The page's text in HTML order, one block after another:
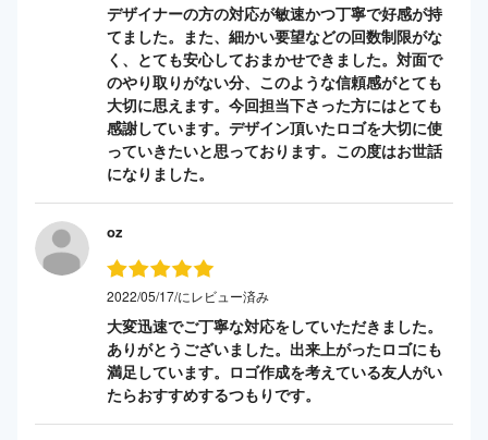
デザイナーの方の対応が敏速かつ丁寧で好感が持
てました。また、細かい要望などの回数制限がな
く、とても安心しておまかせできました。対面で
のやり取りがない分、このような信頼感がとても
大切に思えます。今回担当下さった方にはとても
感謝しています。デザイン頂いたロゴを大切に使
っていきたいと思っております。この度はお世話
になりました。
oz
2022/05/17/にレビュー済み
大変迅速でご丁寧な対応をしていただきました。
ありがとうございました。出来上がったロゴにも
満足しています。ロゴ作成を考えている友人がい
たらおすすめするつもりです。